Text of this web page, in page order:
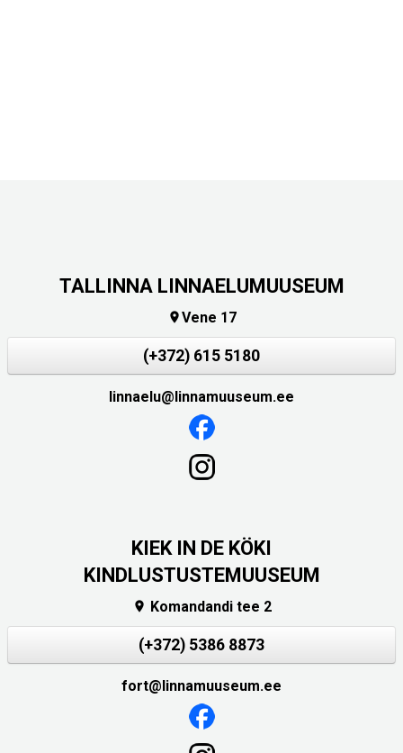
TALLINNA LINNAELUMUUSEUM
Vene 17
(+372) 615 5180
linnaelu@linnamuuseum.ee
KIEK IN DE KÖKI
KINDLUSTUSTEMUUSEUM
 Komandandi tee 2
(+372) 5386 8873
fort@linnamuuseum.ee